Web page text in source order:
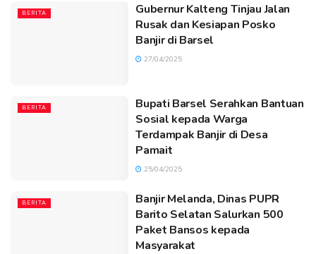
BERITA
Gubernur Kalteng Tinjau Jalan
Rusak dan Kesiapan Posko
Banjir di Barsel
27/04/2025
BERITA
Bupati Barsel Serahkan Bantuan
Sosial kepada Warga
Terdampak Banjir di Desa
Pamait
25/04/2025
BERITA
Banjir Melanda, Dinas PUPR
Barito Selatan Salurkan 500
Paket Bansos kepada
Masyarakat